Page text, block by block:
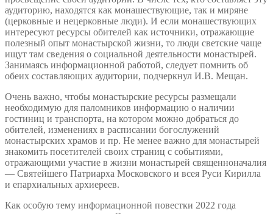
аудиторию, находятся как монашествующие, так и миряне
(церковные и нецерковные люди). И если монашествующих
интересуют ресурсы обителей как источники, отражающие
полезный опыт монастырской жизни, то люди светские чаще
ищут там сведения о социальной деятельности монастырей.
Занимаясь информационной работой, следует помнить об
обеих составляющих аудитории, подчеркнул И.В. Мещан.
Очень важно, чтобы монастырские ресурсы размещали
необходимую для паломников информацию о наличии
гостиниц и транспорта, на котором можно добраться до
обителей, изменениях в расписании богослужений
монастырских храмов и пр. Не менее важно для монастырей
знакомить посетителей своих страниц с событиями,
отражающими участие в жизни монастырей священноначалия
— Святейшего Патриарха Московского и всея Руси Кирилла
и епархиальных архиереев.
Как особую тему информационной повестки 2022 года